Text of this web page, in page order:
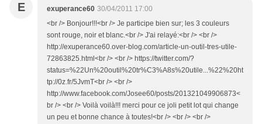
E exuperance60 30/04/2011 17:00
<br /> Bonjour!!!<br /> Je participe bien sur; les 3 couleurs
sont rouge, noir et blanc.<br /> J'ai relayé:<br /> <br />
http://exuperance60.over-blog.com/article-un-outil-tres-utile-
72863825.html<br /> <br /> https://twitter.com/?
status=%22Un%20outil%20tr%C3%A8s%20utile...%22%20ht
tp://0z.fr/5JvmT<br /> <br />
http://www.facebook.com/Josee60/posts/201321049906873<
br /> <br /> Voilà voilà!!! merci pour ce joli petit lot qui change
un peu et bonne chance à toutes!<br /> <br /> <br />